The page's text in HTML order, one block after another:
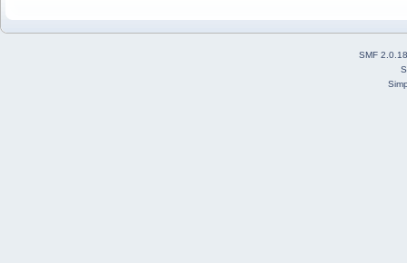
SMF 2.0.18